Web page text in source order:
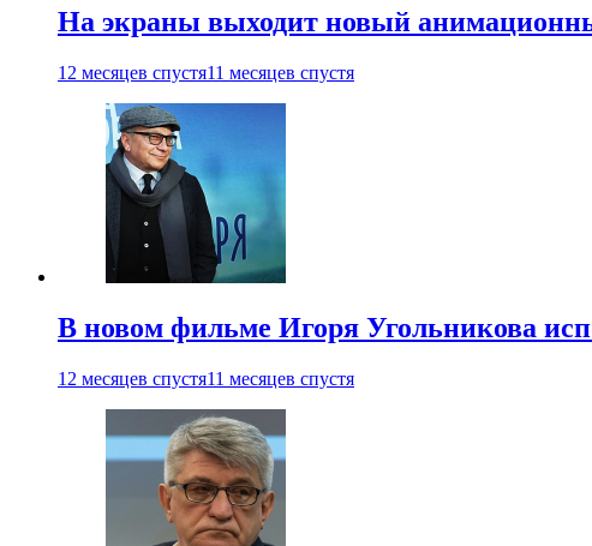
На экраны выходит новый
12 месяцев спустя11 месяцев спустя
В новом фильме Игоря Угольникова
12 месяцев спустя11 месяцев спустя